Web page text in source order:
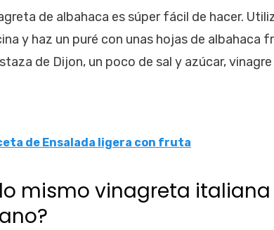
de albahaca es súper fácil de hacer.
y haz un puré con unas hojas de albahaca
de Dijon, un poco de sal y azúcar,
de Ensalada ligera con fruta
lo mismo vinagreta